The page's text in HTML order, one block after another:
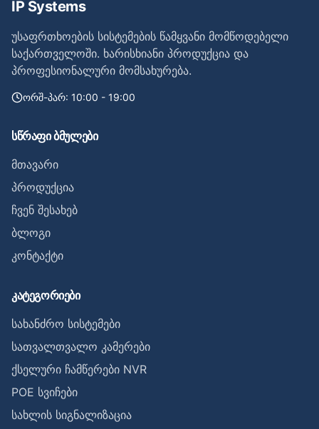
IP Systems
უსაფრთხოების სისტემების წამყვანი მომწოდებელი
საქართველოში. ხარისხიანი პროდუქცია და
პროფესიონალური მომსახურება.
ორშ-პარ: 10:00 - 19:00
სწრაფი ბმულები
მთავარი
პროდუქცია
ჩვენ შესახებ
ბლოგი
კონტაქტი
კატეგორიები
სახანძრო სისტემები
სათვალთვალო კამერები
ქსელური ჩამწერები NVR
POE სვიჩები
სახლის სიგნალიზაცია